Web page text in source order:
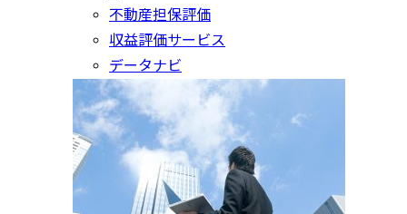
不動産担保評価
収益評価サービス
データナビ